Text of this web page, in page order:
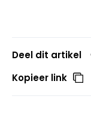
Deel dit artikel
Kopieer link